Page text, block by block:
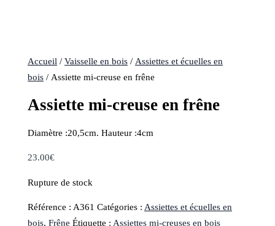
Accueil /Vaisselle en bois /Assiettes et écuelles en
bois / Assiette mi-creuse en frêne
Assiette mi-creuse en frêne
Diamètre :20,5cm. Hauteur :4cm
23.00€
Rupture de stock
Référence :A361 Catégories :Assiettes et écuelles en
bois,Frêne Étiquette :Assiettes mi-creuses en bois